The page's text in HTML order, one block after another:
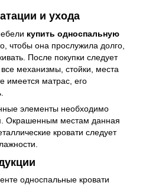
и ухода
купить односпальную
чтобы она прослужила долго,
После покупки следует
механизмы, стойки, места
имеется матрас, его
элементы необходимо
Окрашенным местам данная
кровати следует
односпальные кровати